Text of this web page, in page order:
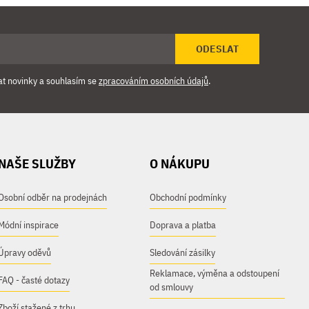
ODESLAT
novinky a souhlasím sezpracováním osobních údajů.
SLUŽBY
odběr na prodejnách
inspirace
oděvů
- časté dotazy
O NÁKUPU
Obchodní podmínky
Doprava a platba
Sledování zásilky
Reklamace, výměna a odstoupení
od smlouvy